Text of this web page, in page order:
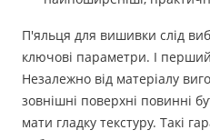
П'яльця для вишивки слід
ключові параметри. І
Незалежно від матеріалу
зовнішні поверхні повинні
мати гладку текстуру. Такі